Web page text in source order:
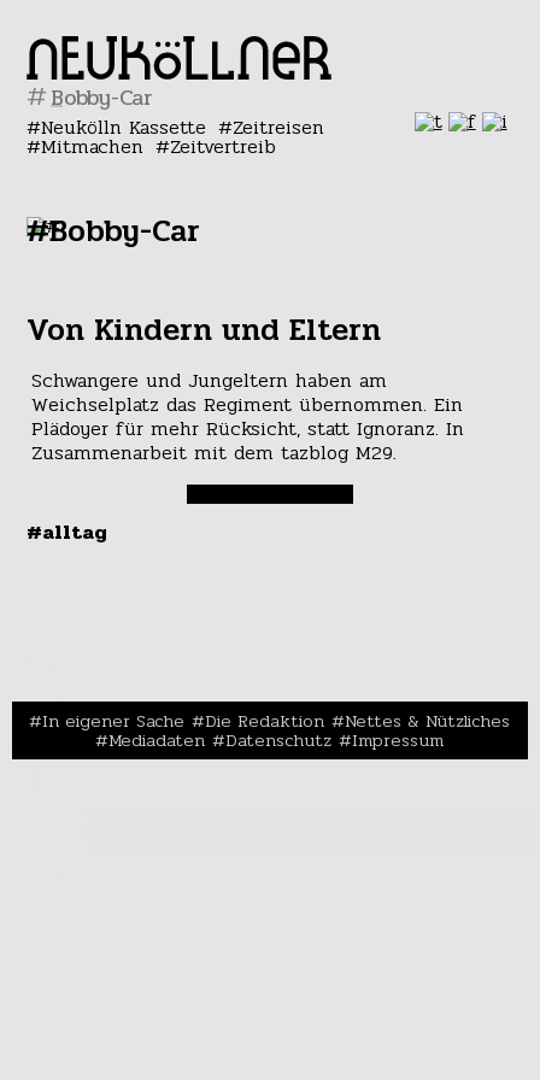
#
Neukölln Kassette Zeitreisen
Mitmachen Zeitvertreib
#Bobby-Car
Von Kindern und Eltern
Schwangere und Jungeltern haben am
Weichselplatz das Regiment übernommen. Ein
Plädoyer für mehr Rücksicht, statt Ignoranz. In
Zusammenarbeit mit dem tazblog M29.
#alltag
In eigener Sache Die Redaktion Nettes & Nützliches
Mediadaten Datenschutz Impressum